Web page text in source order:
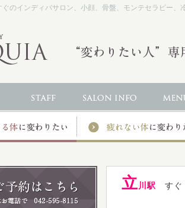
ぐのインディバサロン、小顔、骨盤、モンテセラピー
立川駅 す